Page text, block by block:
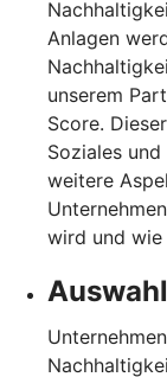
Anlagen
unserem
Score.
Soziales
weitere
wird und wie